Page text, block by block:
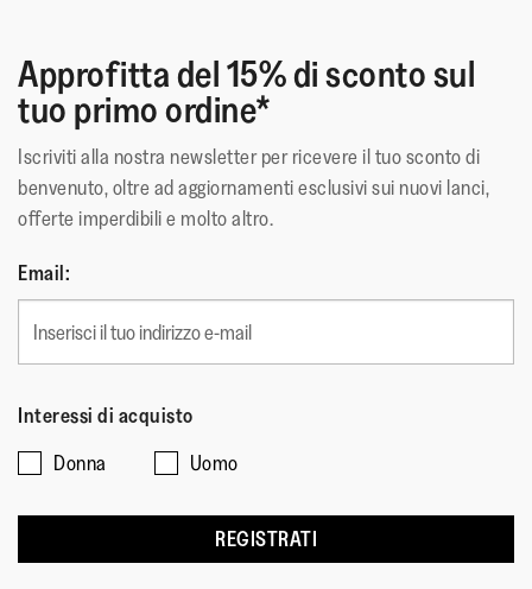
Leather Microfibre
Rivestimento:
Microfibre-lined upper
Chiusura
Materiale Della Suola:
Gomma Antiscivolo
Tecnologia: Microwobbleboard Standard
Approfitta del 15% di sconto sul
tuo primo ordine*
Iscriviti alla nostra newsletter per ricevere il tuo sconto di
benvenuto, oltre ad aggiornamenti esclusivi sui nuovi lanci,
offerte imperdibili e molto altro.
Email:
Interessi di acquisto
Donna
Uomo
REGISTRATI